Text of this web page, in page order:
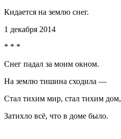
Кидается на землю снег.
1 декабря 2014
* * *
Снег падал за моим окном.
На землю тишина сходила —
Стал тихим мир, стал тихим дом,
Затихло всё, что в доме было.